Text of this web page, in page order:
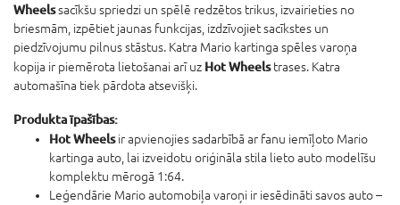
Wheelssacīkšu spriedzi un spēlē redzētos trikus, izvairieties no
briesmām, izpētiet jaunas funkcijas, izdzīvojiet sacīkstes un
piedzīvojumu pilnus stāstus. Katra Mario kartinga spēles varoņa
kopija ir piemērota lietošanai arī uz Hot Wheelstrases. Katra
automašīna tiek pārdota atsevišķi.
Produkta īpašības:
​Hot Wheelsir apvienojies sadarbībā ar fanu iemīļoto Mario
kartinga auto, lai izveidotu oriģināla stila lieto auto modelīšu
komplektu mērogā 1:64.
Leģendārie Mario automobiļa varoņi ir iesēdināti savos auto –